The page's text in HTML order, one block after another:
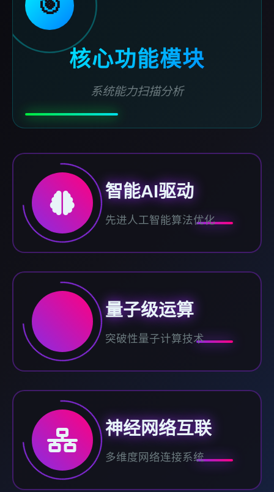
🎯
核心功能模块
系统能力扫描分析
智能AI驱动
先进人工智能算法优化
量子级运算
突破性量子计算技术
神经网络互联
多维度网络连接系统